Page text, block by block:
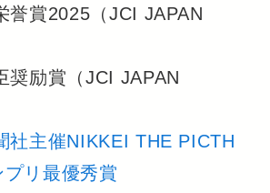
誉賞2025（JCI JAPAN
奨励賞（JCI JAPAN
社主催NIKKEI THE PICTH
リ最優秀賞